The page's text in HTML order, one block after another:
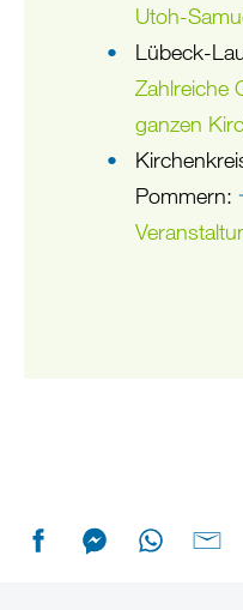
Utoh-
Lübeck-
Zahlreiche
ganzen
Pommern: